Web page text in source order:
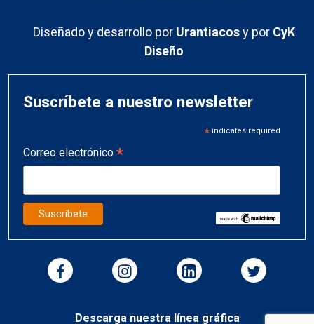
Diseñado y desarrollo por Urantiacosy por CyK
Diseño
Suscríbete a nuestro newsletter
*indicates required
Correo electrónico *
Descarga nuestra línea gráfica